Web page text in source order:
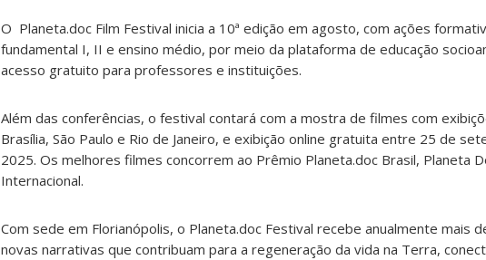
O Planeta.doc Film Festival inicia a 10ª edição em agosto, com ações
fundamental I, II e ensino médio, por meio da plataforma de educação
acesso gratuito para professores e instituições.
Além das conferências, o festival contará com a mostra de filmes com
Brasília, São Paulo e Rio de Janeiro, e exibição online gratuita entre 25 de
2025. Os melhores filmes concorrem ao Prêmio Planeta.doc Brasil, Planeta
Internacional.
Com sede em Florianópolis, o Planeta.doc Festival recebe anualmente mais
novas narrativas que contribuam para a regeneração da vida na Terra,